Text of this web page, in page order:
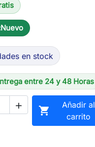
Nuevo
en stock
entre 24 y 48 Horas
 
Añadir al
carrito